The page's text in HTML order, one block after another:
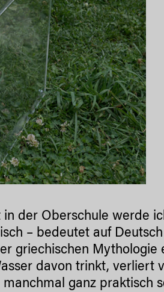
der Oberschule werde
– bedeutet auf Deutsch
griechischen Mythologie
davon trinkt, verliert
ganz praktisch